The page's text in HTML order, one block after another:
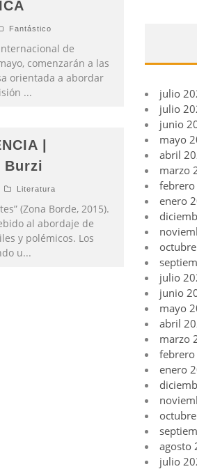
Fantástico
de
comenzarán a las
orientada a abordar
...
|
Burzi
Literatura
(Zona Borde, 2015).
al abordaje de
y polémicos. Los
u...
julio
julio
junio
mayo
abril
marzo
enero
julio
junio
mayo
abril
marzo
enero
agosto
julio